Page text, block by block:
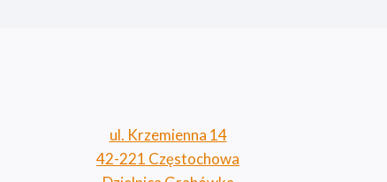
ul. Krzemienna 14
42-221 Częstochowa